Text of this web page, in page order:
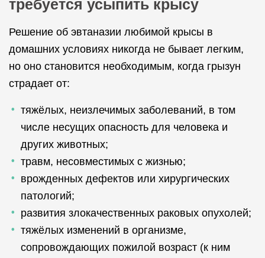
требуется усыпить крысу
Решение об эвтаназии любимой крысы в
домашних условиях никогда не бывает легким,
но оно становится необходимым, когда грызун
страдает от:
тяжёлых, неизлечимых заболеваний, в том
числе несущих опасность для человека и
других животных;
травм, несовместимых с жизнью;
врожденных дефектов или хирургических
патологий;
развития злокачественных раковых опухолей;
тяжёлых изменений в организме,
сопровождающих пожилой возраст (к ним